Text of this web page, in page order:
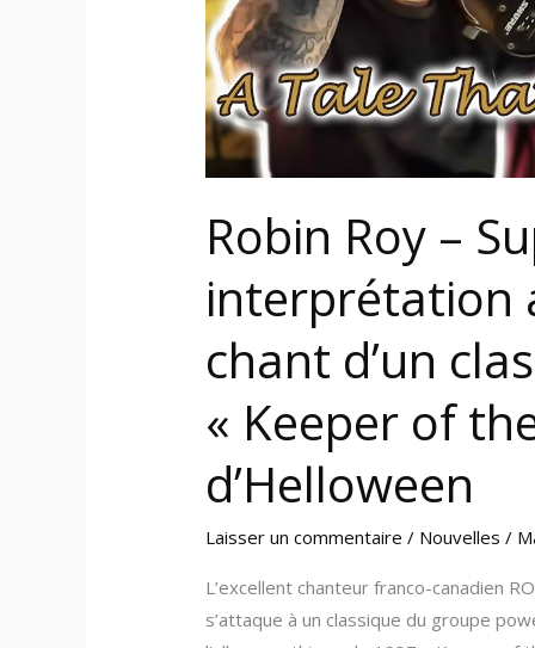
Robin Roy –
interprétation
chant d’un
« Keeper of
d’Helloween
Laisser un commentaire / Nouvelles /
L’excellent chanteur franco-canadien
s’attaque à un classique du groupe
au
chant
d’un
classique
de
l’album
« Keeper
of
the
Seven
Keys,
Pt.
d’Helloween